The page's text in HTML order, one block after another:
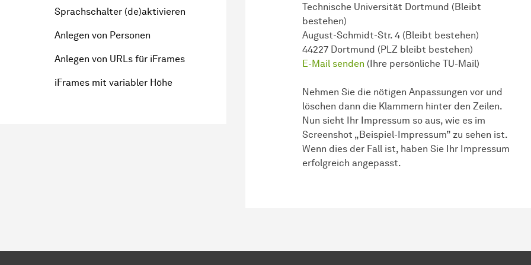
Sprachschalter (de)aktivieren
Anlegen von Personen
Anlegen von URLs für iFrames
iFrames mit variabler Höhe
Technische Uni­ver­si­tät Dort­mund (Bleibt
bestehen)
August-Schmidt-Str. 4 (Bleibt bestehen)
44227 Dort­mund (PLZ bleibt bestehen)
E-Mail senden (Ihre persönliche TU-Mail)
Nehmen Sie die nötigen Anpassungen vor und
löschen dann die Klammern hinter den Zeilen.
Nun sieht Ihr Impressum so aus, wie es im
Screenshot „Beispiel-Impressum” zu sehen ist.
Wenn dies der Fall ist, haben Sie Ihr Impressum
erfolgreich angepasst.